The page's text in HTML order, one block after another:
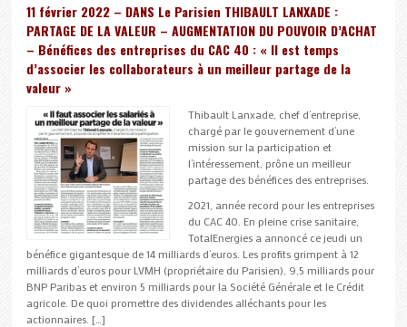
11 février 2022 – DANS Le Parisien THIBAULT LANXADE :
PARTAGE DE LA VALEUR – AUGMENTATION DU POUVOIR D’ACHAT
– Bénéfices des entreprises du CAC 40 : « Il est temps
d’associer les collaborateurs à un meilleur partage de la
valeur »
Thibault Lanxade, chef d’entreprise,
chargé par le gouvernement d’une
mission sur la participation et
l’intéressement, prône un meilleur
partage des bénéfices des entreprises.
2021, année record pour les entreprises
du CAC 40. En pleine crise sanitaire,
TotalEnergies a annoncé ce jeudi un
bénéfice gigantesque de 14 milliards d’euros. Les profits grimpent à 12
milliards d’euros pour LVMH (propriétaire du Parisien), 9,5 milliards pour
BNP Paribas et environ 5 milliards pour la Société Générale et le Crédit
agricole. De quoi promettre des dividendes alléchants pour les
actionnaires. […]